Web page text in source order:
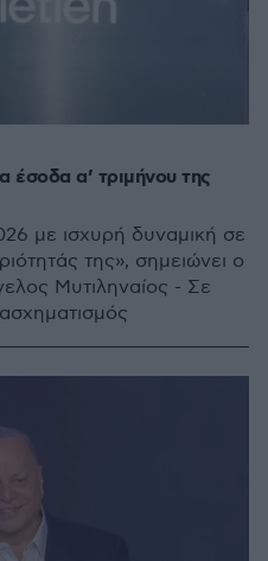
έσοδα α’ τριμήνου της
με ισχυρή δυναμική σε
της», σημειώνει ο
Μυτιληναίος - Σε